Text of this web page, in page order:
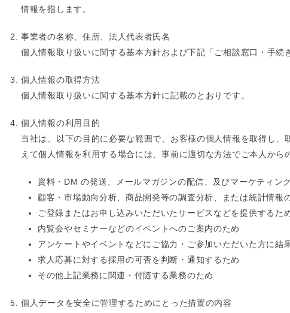
情報を指します。
事業者の名称、住所、法人代表者氏名
個人情報取り扱いに関する基本方針および下記「ご相談窓口・手続
個人情報の取得方法
個人情報取り扱いに関する基本方針に記載のとおりです。
個人情報の利用目的
当社は、以下の目的に必要な範囲で、お客様の個⼈情報を取得し
えて個⼈情報を利⽤する場合には、事前に適切な⽅法でご本人から
資料・DM の発送、メールマガジンの配信、及びマーケティン
顧客・市場動向分析、商品開発等の調査分析、または統計情報
ご登録またはお申し込みいただいたサービスなどを提供するた
内覧会やセミナーなどのイベントへのご案内のため
アンケートやイベントなどにご協力・ご参加いただいた方に結
求人応募に対する採用の可否を判断・通知するため
その他上記業務に関連・付随する業務のため
個人データを安全に管理するためにとった措置の内容